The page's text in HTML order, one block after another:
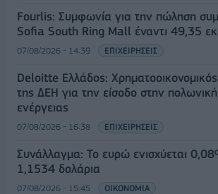
Fourlis: Συμφωνία για την πώληση
Sofia South Ring Mall έναντι 49,35
07/08/2026 - 14:39 ΕΠΙΧΕΙΡΗΣΕΙΣ
Deloitte Ελλάδος:
της ΔΕΗ για την είσοδο στην
ενέργειας
07/08/2026 - 16:38 ΕΠΙΧΕΙΡΗΣΕΙΣ
Συνάλλαγμα: Το ευρώ ενισχύεται
1,1534 δολάρια
07/08/2026 - 15:45 ΟΙΚΟΝΟΜΙΑ